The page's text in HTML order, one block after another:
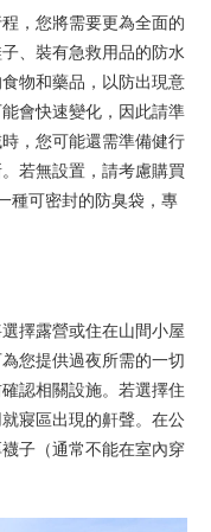
，您將需要更為全面的
、裝有急救用品的防水
物和藥品，以防出現意
會快速變化，因此請準
，您可能還需準備健行
若無設置，請考慮購買
種可密封的防臭袋，專
擇露營或住在山間小屋
您提供過夜所需的一切
認相關設施。若選擇住
寢區出現的鼾聲。在公
子（通常不能在室內穿